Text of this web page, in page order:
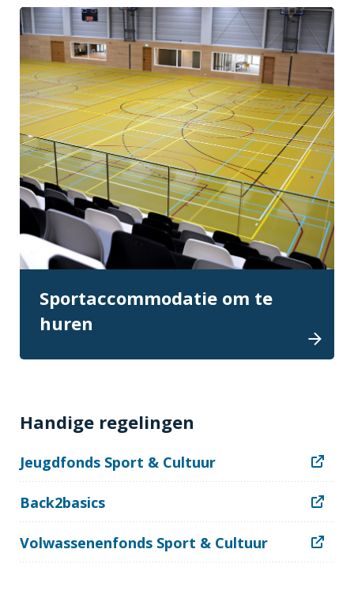
Sportaccommodatie om te
huren
Handige regelingen
Jeugdfonds Sport & Cultuur
Back2basics
Volwassenenfonds Sport & Cultuur